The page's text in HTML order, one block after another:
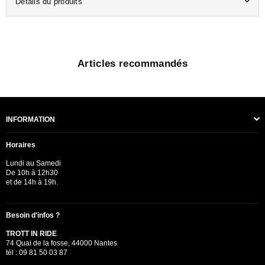
Articles recommandés
INFORMATION
Horaires
Lundi au Samedi
De 10h à 12h30
et de 14h à 19h.
Besoin d'infos ?
TROTT IN RIDE
74 Quai de la fosse, 44000 Nantes
tél : 09 81 50 03 87